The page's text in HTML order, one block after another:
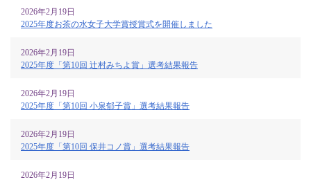
2026年2月19日
2025年度お茶の水女子大学賞授賞式を開催しました
2026年2月19日
2025年度「第10回 辻村みちよ賞」選考結果報告
2026年2月19日
2025年度「第10回 小泉郁子賞」選考結果報告
2026年2月19日
2025年度「第10回 保井コノ賞」選考結果報告
2026年2月19日